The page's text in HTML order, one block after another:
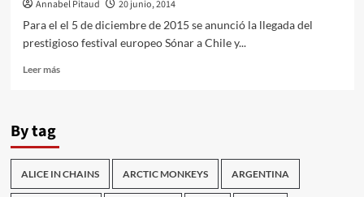
Annabel Pitaud
20 junio, 2014
Para el el 5 de diciembre de 2015 se anunció la llegada del
prestigioso festival europeo Sónar a Chile y...
Leer másLeer
llega
a
Chile
y
By tag
ALICE IN CHAINS ARCTIC MONKEYS ARGENTINA